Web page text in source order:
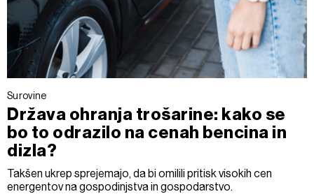
Surovine
Država ohranja trošarine: kako se
bo to odrazilo na cenah bencina in
dizla?
Takšen ukrep sprejemajo, da bi omilili pritisk visokih cen
energentov na gospodinjstva in gospodarstvo.